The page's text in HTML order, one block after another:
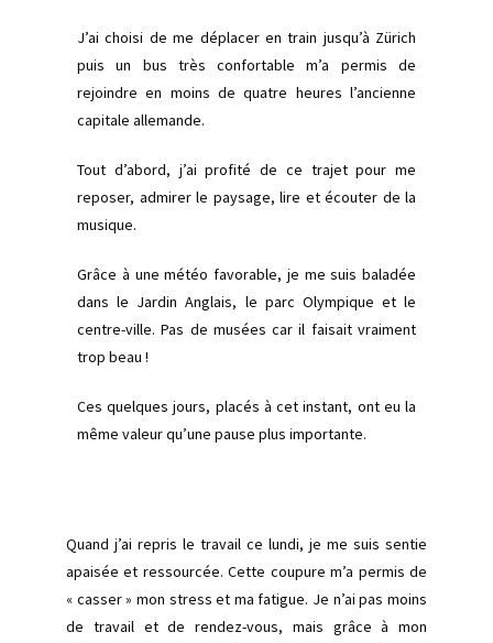
J’ai choisi de me déplacer en train jusqu’à Zürich
puis un bus très confortable m’a permis de
rejoindre en moins de quatre heures l’ancienne
capitale allemande.
Tout d’abord, j’ai profité de ce trajet pour me
reposer, admirer le paysage, lire et écouter de la
musique.
Grâce à une météo favorable, je me suis baladée
dans le Jardin Anglais, le parc Olympique et le
centre-ville. Pas de musées car il faisait vraiment
trop beau !
Ces quelques jours, placés à cet instant, ont eu la
même valeur qu’une pause plus importante.
Quand j’ai repris le travail ce lundi, je me suis sentie
apaisée et ressourcée. Cette coupure m’a permis de
« casser » mon stress et ma fatigue. Je n’ai pas moins
de travail et de rendez-vous, mais grâce à mon